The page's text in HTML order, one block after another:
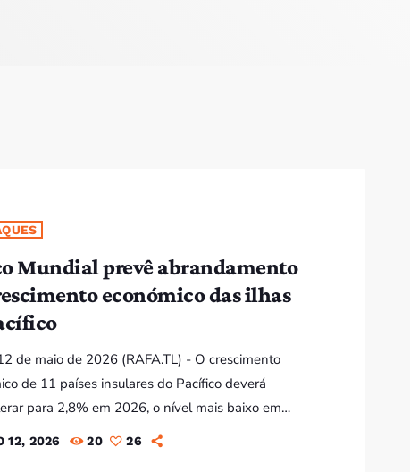
Mundial prevê abrandamento
económico das ilhas
de maio de 2026 (RAFA.TL) - O crescimento
de 11 países insulares do Pacífico deverá
para 2,8% em 2026, o nível mais baixo em
penalizado pelo aumento dos custos de energia
12, 2026 20 26